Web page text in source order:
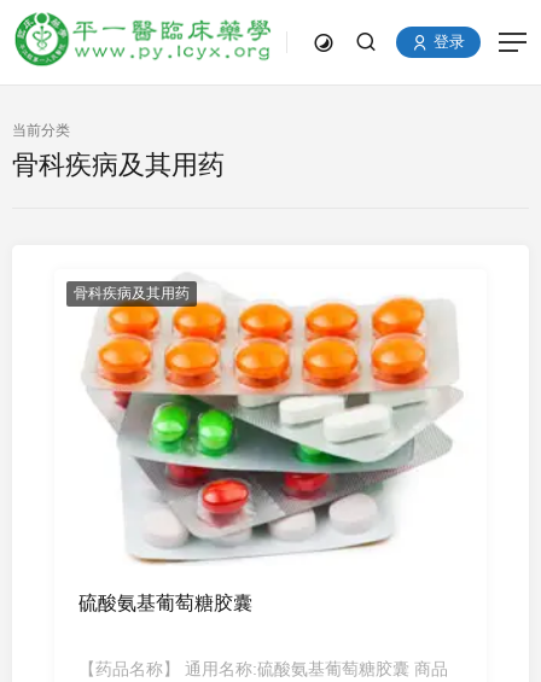
登录
当前分类
骨科疾病及其用药
骨科疾病及其用药
硫酸氨基葡萄糖胶囊
【药品名称】 通用名称:硫酸氨基葡萄糖胶囊 商品